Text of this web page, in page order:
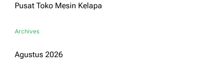
Pusat Toko Mesin Kelapa
Archives
Agustus 2026